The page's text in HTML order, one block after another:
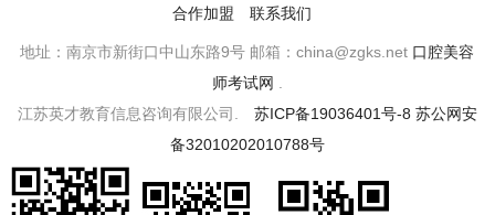
合作加盟
联系我们
地址：南京市新街口中山东路9号 邮箱：china@zgks.net 口腔美容
师考试网
江苏英才教育信息咨询有限公司. 苏ICP备19036401号-8 苏公网安
备32010202010788号